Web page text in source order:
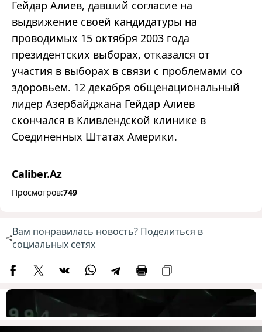
Гейдар Алиев, давший согласие на
выдвижение своей кандидатуры на
проводимых 15 октября 2003 года
президентских выборах, отказался от
участия в выборах в связи с проблемами со
здоровьем. 12 декабря общенациональный
лидер Азербайджана Гейдар Алиев
скончался в Кливлендской клинике в
Соединенных Штатах Америки.
Caliber.Az
Просмотров:749
Вам понравилась новость? Поделиться в
социальных сетях